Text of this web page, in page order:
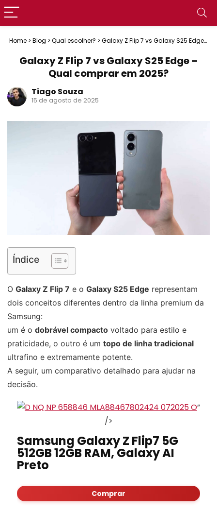
Home > Blog > Qual escolher? > Galaxy Z Flip 7 vs Galaxy S25 Edge
Galaxy Z Flip 7 vs Galaxy S25 Edge –
Qual comprar em 2025?
Tiago Souza
15 de agosto de 2025
Índice
O Galaxy Z Flip 7 e o Galaxy S25 Edge representam
dois conceitos diferentes dentro da linha premium da
Samsung:
um é o dobrável compacto voltado para estilo e
praticidade, o outro é um topo de linha tradicional
ultrafino e extremamente potente.
A seguir, um comparativo detalhado para ajudar na
decisão.
”
/>
Samsung Galaxy Z Flip7 5G
512GB 12GB RAM, Galaxy AI
Preto
Comprar